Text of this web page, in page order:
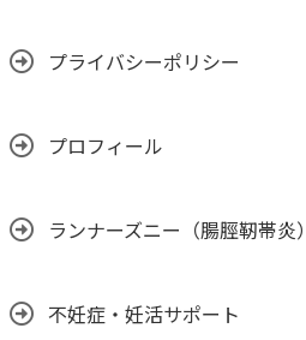
プライバシーポリシー
プロフィール
ランナーズニー（腸脛靭帯炎）
不妊症・妊活サポート